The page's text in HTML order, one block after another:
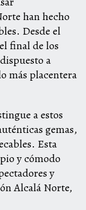
han hecho
Desde el
final de los
a
más placentera
a estos
gemas,
Esta
y cómodo
y
Alcalá Norte,